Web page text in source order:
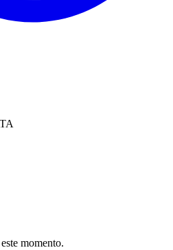
momento.